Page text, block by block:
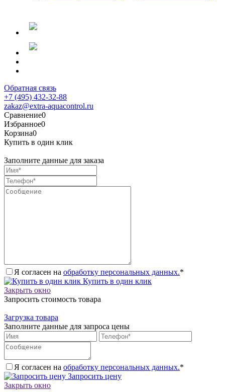
Обратная связь
+7 (495) 432-32-88
zakaz@extra-aquacontrol.ru
Сравнение0
Избранное0
Корзина0
Купить в один клик
Заполните данные для заказа
Я согласен на обработку персональных данных.*
Купить в один клик
Закрыть окно
Запросить стоимость товара
Загрузка товара
Заполните данные для запроса цены
Я согласен на обработку персональных данных.*
Запросить цену
Закрыть окно